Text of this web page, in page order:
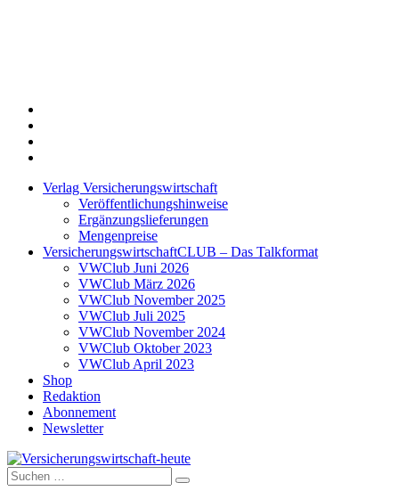
Verlag Versicherungswirtschaft
Veröffentlichungshinweise
Ergänzungslieferungen
Mengenpreise
VersicherungswirtschaftCLUB – Das Talkformat
VWClub Juni 2026
VWClub März 2026
VWClub November 2025
VWClub Juli 2025
VWClub November 2024
VWClub Oktober 2023
VWClub April 2023
Shop
Redaktion
Abonnement
Newsletter
Versicherungswirtschaft-heute
Suche
nach: